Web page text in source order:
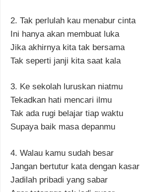
2. Tak perlulah kau menabur cinta
Ini hanya akan membuat luka
Jika akhirnya kita tak bersama
Tak seperti janji kita saat kala
3. Ke sekolah luruskan niatmu
Tekadkan hati mencari ilmu
Tak ada rugi belajar tiap waktu
Supaya baik masa depanmu
4. Walau kamu sudah besar
Jangan bertutur kata dengan kasar
Jadilah pribadi yang sabar